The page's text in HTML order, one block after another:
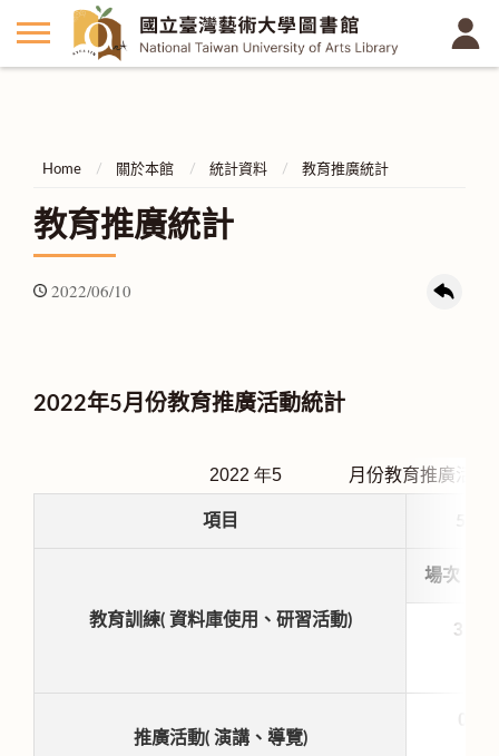
Home 關於本館 統計資料 教育推廣統計
教育推廣統計
2022/06/10
2022年5月份教育推廣活動統計
2022 年5 月份教育推廣活動
項目
教育訓練( 資料庫使用、研習活動)
場次
3
推廣活動( 演講、導覽)